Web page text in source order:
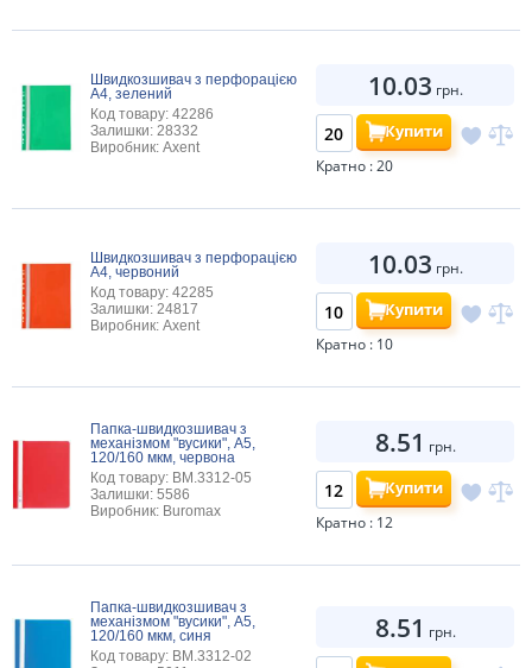
Швидкозшивач з перфорацією
А4, зелений
Код товару: 42286
Залишки: 28332
Виробник: Axent
10.03 грн.
Купити
Кратно : 20
Швидкозшивач з перфорацією
А4, червоний
Код товару: 42285
Залишки: 24817
Виробник: Axent
10.03 грн.
Купити
Кратно : 10
Папка-швидкозшивач з
механізмом "вусики", А5,
120/160 мкм, червона
Код товару: BM.3312-05
Залишки: 5586
Виробник: Buromax
8.51 грн.
Купити
Кратно : 12
Папка-швидкозшивач з
механізмом "вусики", А5,
120/160 мкм, синя
Код товару: BM.3312-02
8.51 грн.